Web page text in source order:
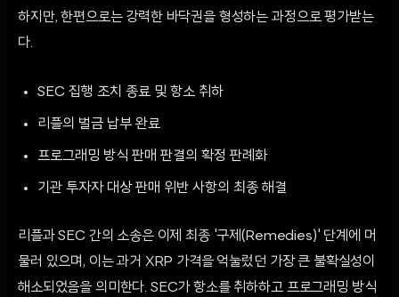
하지만, 한편으로는 강력한 바닥권을 형성하는 과정으로 평가받는
다.
SEC 집행 조치 종료 및 항소 취하
리플의 벌금 납부 완료
프로그래밍 방식 판매 판결의 확정 판례화
기관 투자자 대상 판매 위반 사항의 최종 해결
리플과 SEC 간의 소송은 이제 최종 '구제(Remedies)' 단계에 머
물러 있으며, 이는 과거 XRP 가격을 억눌렀던 가장 큰 불확실성이
해소되었음을 의미한다. SEC가 항소를 취하하고 프로그래밍 방식